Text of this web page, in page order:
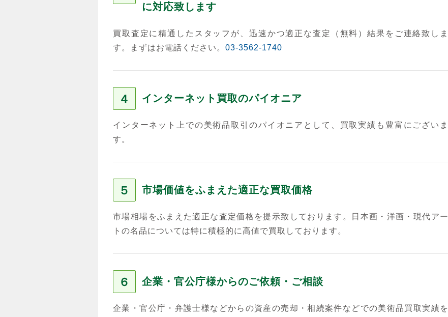
に対応致します
買取査定に精通したスタッフが、迅速かつ適正な査定（無料）結果をご連絡致しま
す。まずはお電話ください。 03-3562-1740
４ インターネット買取のパイオニア
インターネット上での美術品取引のパイオニアとして、買取実績も豊富にございま
す。
５ 市場価値をふまえた適正な買取価格
市場相場をふまえた適正な査定価格を提示致しております。日本画・洋画・現代アー
トの名品については特に積極的に高値で買取しております。
６ 企業・官公庁様からのご依頼・ご相談
企業・官公庁・弁護士様などからの資産の売却・相続案件などでの美術品買取実績を